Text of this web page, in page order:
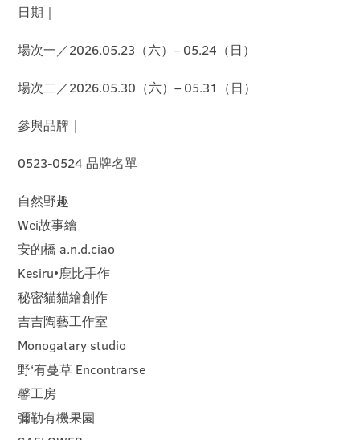
日期｜
場次一／2026.05.23（六）– 05.24（日）
場次二／2026.05.30（六）– 05.31（日）
參與品牌｜
0523-0524 品牌名單
自然野趣
Wei故事繪
安的橋 a.n.d.ciao
Kesiru•鹿比手作
秘密貓貓繪創作
吉吉陶藝工作室
Monogatary studio
野‘有蔓草 Encontrarse
馨工房
彌勒有機果園